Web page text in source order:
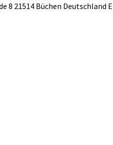
8 21514 Büchen Deutschland